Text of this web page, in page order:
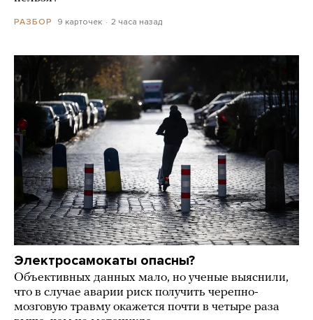
РАЗБОР 9 карточек 2 часа назад
Электросамокаты опасны?
Объективных данных мало, но ученые выяснили,
что в случае аварии риск получить черепно-
мозговую травму окажется почти в четыре раза